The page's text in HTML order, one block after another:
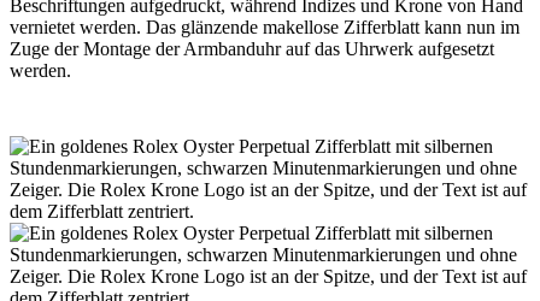
Beschriftungen aufgedruckt, während Indizes und Krone von Hand
vernietet werden. Das glänzende makellose Zifferblatt kann nun im
Zuge der Montage der Armbanduhr auf das Uhrwerk aufgesetzt
werden.